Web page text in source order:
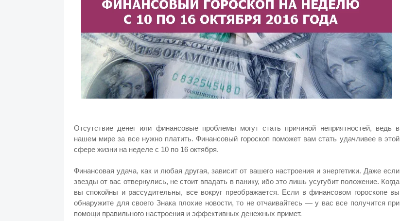
Отсутствие денег или финансовые проблемы могут стать причиной неприятностей, ведь в
нашем мире за все нужно платить. Финансовый гороскоп поможет вам стать удачливее в этой
сфере жизни на неделе с 10 по 16 октября.
Финансовая удача, как и любая другая, зависит от вашего настроения и энергетики. Даже если
звезды от вас отвернулись, не стоит впадать в панику, ибо это лишь усугубит положение. Когда
вы спокойны и рассудительны, все вокруг преображается. Если в финансовом гороскопе вы
обнаружите для своего Знака плохие новости, то не отчаивайтесь — у вас все получится при
помощи правильного настроения и эффективных денежных примет.